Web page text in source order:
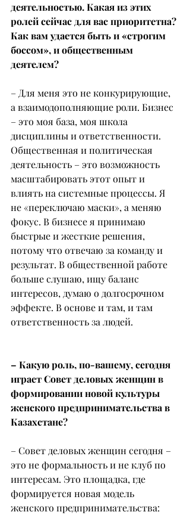
деятельностью. Какая из этих
ролей сейчас для вас приоритетна?
Как вам удается быть и «строгим
боссом», и общественным
деятелем?
– Для меня это не конкурирующие,
а взаимодополняющие роли. Бизнес
– это моя база, моя школа
дисциплины и ответственности.
Общественная и политическая
деятельность – это возможность
масштабировать этот опыт и
влиять на системные процессы. Я
не «переключаю маски», а меняю
фокус. В бизнесе я принимаю
быстрые и жесткие решения,
потому что отвечаю за команду и
результат. В общественной работе
больше слушаю, ищу баланс
интересов, думаю о долгосрочном
эффекте. В основе и там, и там
ответственность за людей.
– Какую роль, по-вашему, сегодня
играет Совет деловых женщин в
формировании новой культуры
женского предпринимательства в
Казахстане?
– Совет деловых женщин сегодня –
это не формальность и не клуб по
интересам. Это площадка, где
формируется новая модель
женского предпринимательства: